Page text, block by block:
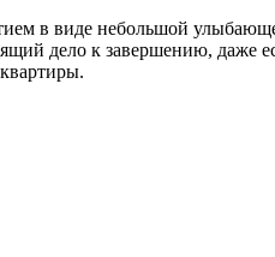
в виде небольшой
дело к завершению, даже